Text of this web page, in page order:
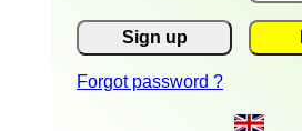
Sign up
Forgot password ?